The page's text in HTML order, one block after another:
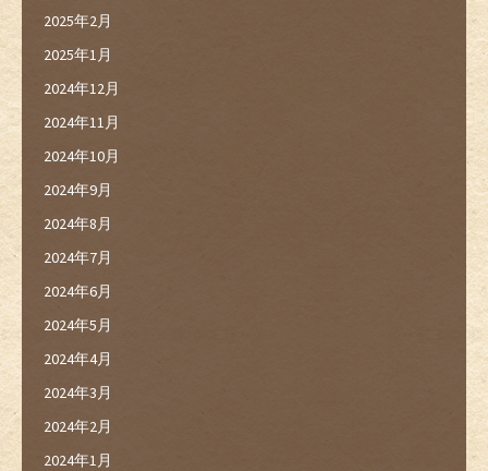
2025年2月
2025年1月
2024年12月
2024年11月
2024年10月
2024年9月
2024年8月
2024年7月
2024年6月
2024年5月
2024年4月
2024年3月
2024年2月
2024年1月